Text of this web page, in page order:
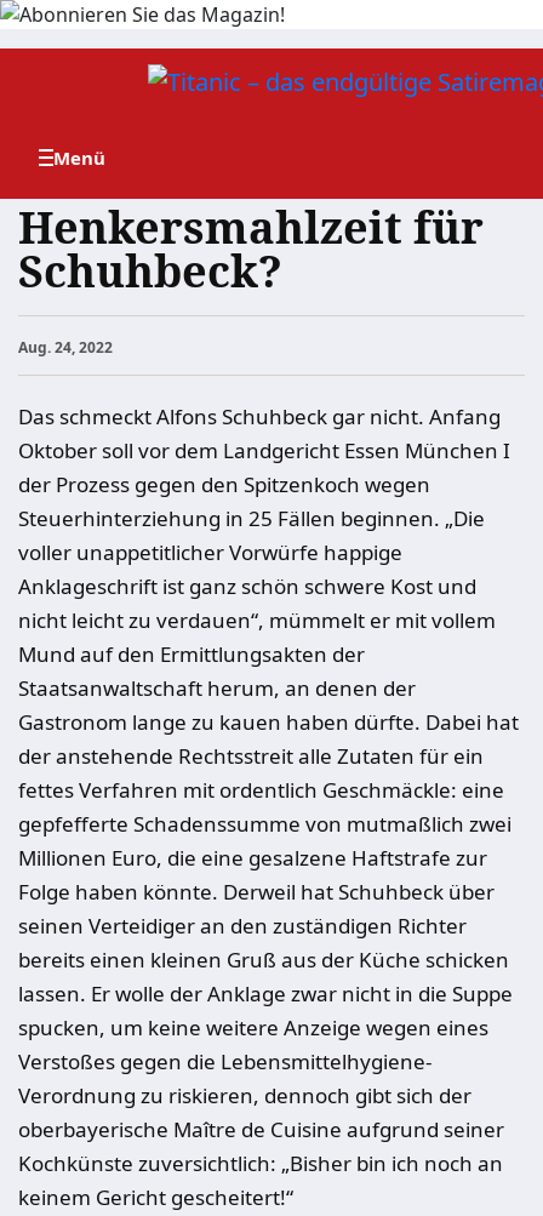
Zum
Henkersmahlzeit für
Schuhbeck?
Aug. 24, 2022
Das schmeckt Alfons Schuhbeck gar nicht. Anfang
Oktober soll vor dem Landgericht Essen München I
der Prozess gegen den Spitzenkoch wegen
Steuerhinterziehung in 25 Fällen beginnen. „Die
voller unappetitlicher Vorwürfe happige
Anklageschrift ist ganz schön schwere Kost und
nicht leicht zu verdauen“, mümmelt er mit vollem
Mund auf den Ermittlungsakten der
Staatsanwaltschaft herum, an denen der
Gastronom lange zu kauen haben dürfte. Dabei hat
der anstehende Rechtsstreit alle Zutaten für ein
fettes Verfahren mit ordentlich Geschmäckle: eine
gepfefferte Schadenssumme von mutmaßlich zwei
Millionen Euro, die eine gesalzene Haftstrafe zur
Folge haben könnte. Derweil hat Schuhbeck über
seinen Verteidiger an den zuständigen Richter
bereits einen kleinen Gruß aus der Küche schicken
lassen. Er wolle der Anklage zwar nicht in die Suppe
spucken, um keine weitere Anzeige wegen eines
Verstoßes gegen die Lebensmittelhygiene-
Verordnung zu riskieren, dennoch gibt sich der
oberbayerische Maître de Cuisine aufgrund seiner
Kochkünste zuversichtlich: „Bisher bin ich noch an
keinem Gericht gescheitert!“